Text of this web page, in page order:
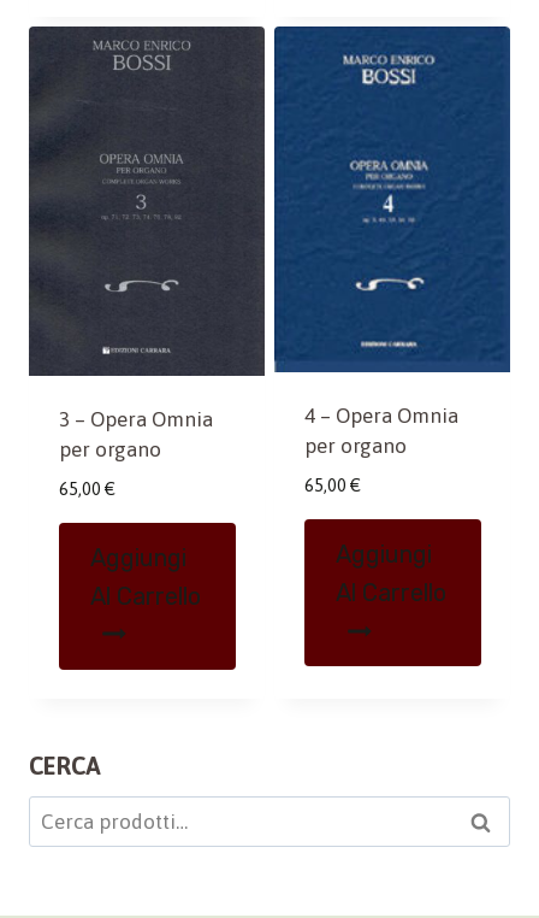
3 – Opera Omnia
per organo
65,00 €
Aggiungi
Al Carrello
4 – Opera Omnia
per organo
65,00 €
Aggiungi
Al Carrello
CERCA
Cerca: Cerca